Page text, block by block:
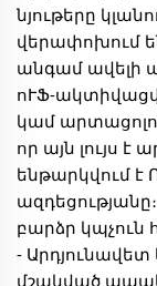
նյութերը
վերափոխում
անգամ ավելի
ոՒՖ-
կամ
որ այն լույս
ենթարկվում է
ազդեցությանը։
բարձր կպչուն
-
մշակված